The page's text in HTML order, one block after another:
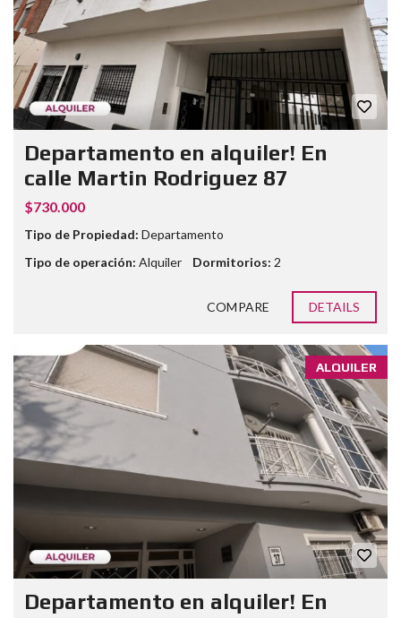
Departamento en alquiler! En
calle Martin Rodriguez 87
$730.000
Tipo de Propiedad: Departamento
Tipo de operación: Alquiler Dormitorios: 2
COMPARE DETAILS
ALQUILER
Departamento en alquiler! En